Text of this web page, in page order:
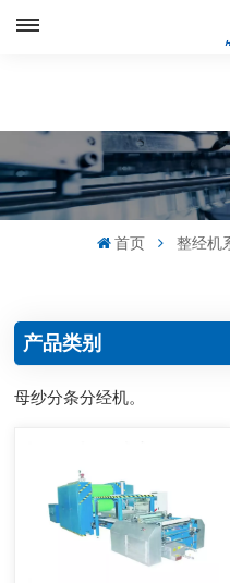
首页 整经机
产品类别
母纱分条分经机。